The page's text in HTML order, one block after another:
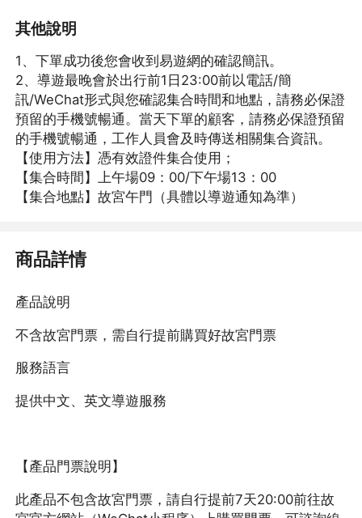
其他說明
1、下單成功後您會收到易遊網的確認簡訊。
2、導遊最晚會於出行前1日23:00前以電話/簡
訊/WeChat形式與您確認集合時間和地點，請務必保證
預留的手機號暢通。當天下單的顧客，請務必保證預留
的手機號暢通，工作人員會及時傳送相關集合資訊。
【使用方法】憑有效證件集合使用；
【集合時間】上午場09：00/下午場13：00
【集合地點】故宮午門（具體以導遊通知為準）
商品詳情
產品說明
不含故宮門票，需自行提前購買好故宮門票
服務語言
提供中文、英文導遊服務
【產品門票說明】
此產品不包含故宮門票，請自行提前7天20:00前往故